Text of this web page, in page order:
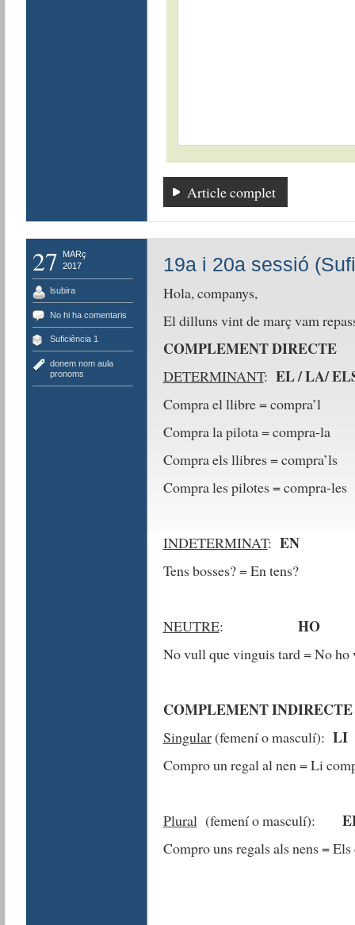
Article complet
27
MARç
2017
lsubira
No hi ha comentaris
Suficiència 1
donem nom aula,
pronoms
19a i 20a sessió
Hola, companys,
El dilluns vint de març vam
COMPLEMENT DIRECTE
DETERMINANT: EL / LA/
Compra el llibre = compra’l
Compra la pilota = compra-la
Compra els llibres = compra’ls
Compra les pilotes = compra-les
INDETERMINAT: EN
Tens bosses? = En tens?
NEUTRE: HO
No vull que vinguis tard = No ho
COMPLEMENT INDIRECTE
Singular(femení o masculí): LI
Compro un regal al nen = Li
Plural (femení o masculí):
Compro uns regals als nens =